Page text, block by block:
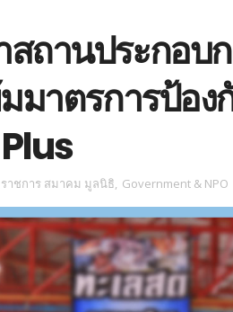
ถานประกอบ
มาตรการป้อ
ราชการ สมาคม มูลนิธิ, Government & NPO